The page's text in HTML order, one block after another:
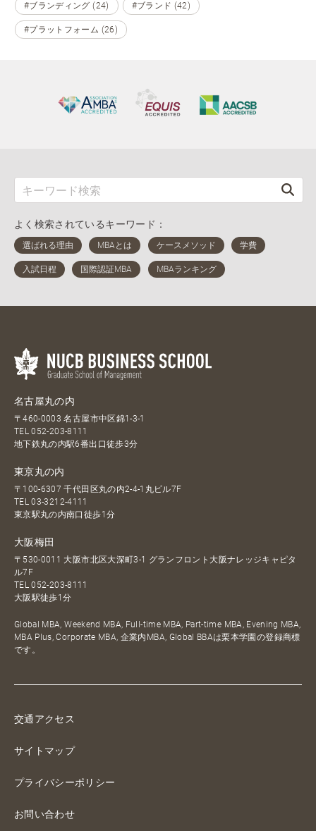
#ブランディング (24) #ブランド (42)
#プラットフォーム (26)
よく検索されているキーワード：
名古屋丸の内
〒460-0003 名古屋市中区錦1-3-1
TEL052-203-8111
地下鉄丸の内駅6番出口徒歩3分
東京丸の内
〒100-6307 千代田区丸の内2-4-1丸ビル7F
TEL03-3212-4111
東京駅丸の内南口徒歩1分
大阪梅田
〒530-0011 大阪市北区大深町3-1 グランフロント大阪ナレッジキャピタ
ル7F
TEL052-203-8111
大阪駅徒歩1分
Global MBA, Weekend MBA, Full-time MBA, Part-time MBA, Evening MBA,
MBA Plus, Corporate MBA, 企業内MBA, Global BBAは栗本学園の登録商標
です。
交通アクセス
サイトマップ
プライバシーポリシー
お問い合わせ